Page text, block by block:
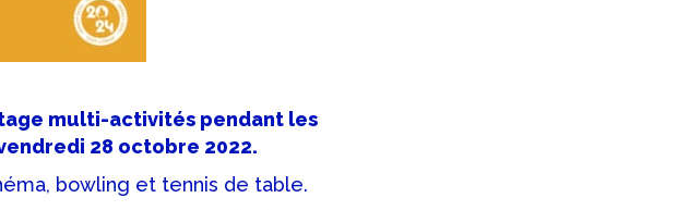
multi-activités pendant les
28 octobre 2022.
bowling et tennis de table.